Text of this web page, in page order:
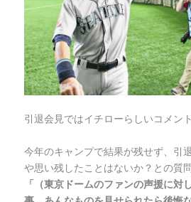
引退会見ではイチローらしいコメン
今年のキャンプで結果が残せず、引
や思い残したことはないか？との質
「（東京ドームのファンの声援に対